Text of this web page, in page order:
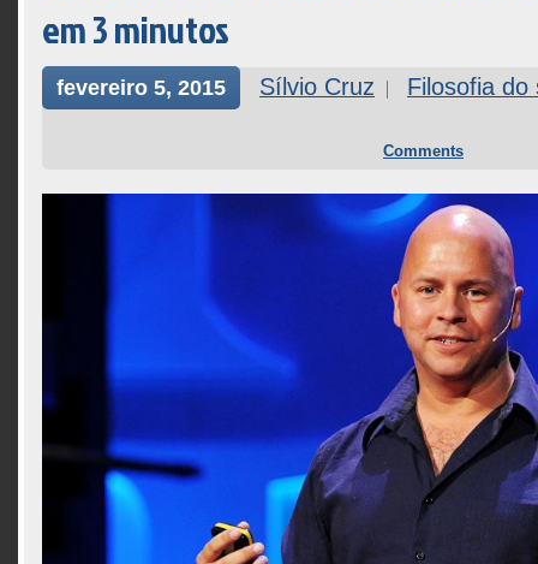
em 3 minutos
fevereiro 5, 2015 Sílvio Cruz Filosofia do
Comments